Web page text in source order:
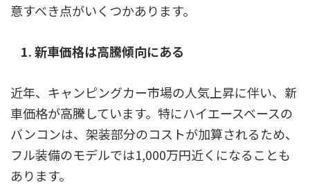
意すべき点がいくつかあります。
1. 新車価格は高騰傾向にある
近年、キャンピングカー市場の人気上昇に伴い、新
車価格が高騰しています。特にハイエースベースの
バンコンは、架装部分のコストが加算されるため、
フル装備のモデルでは1,000万円近くになることも
あります。